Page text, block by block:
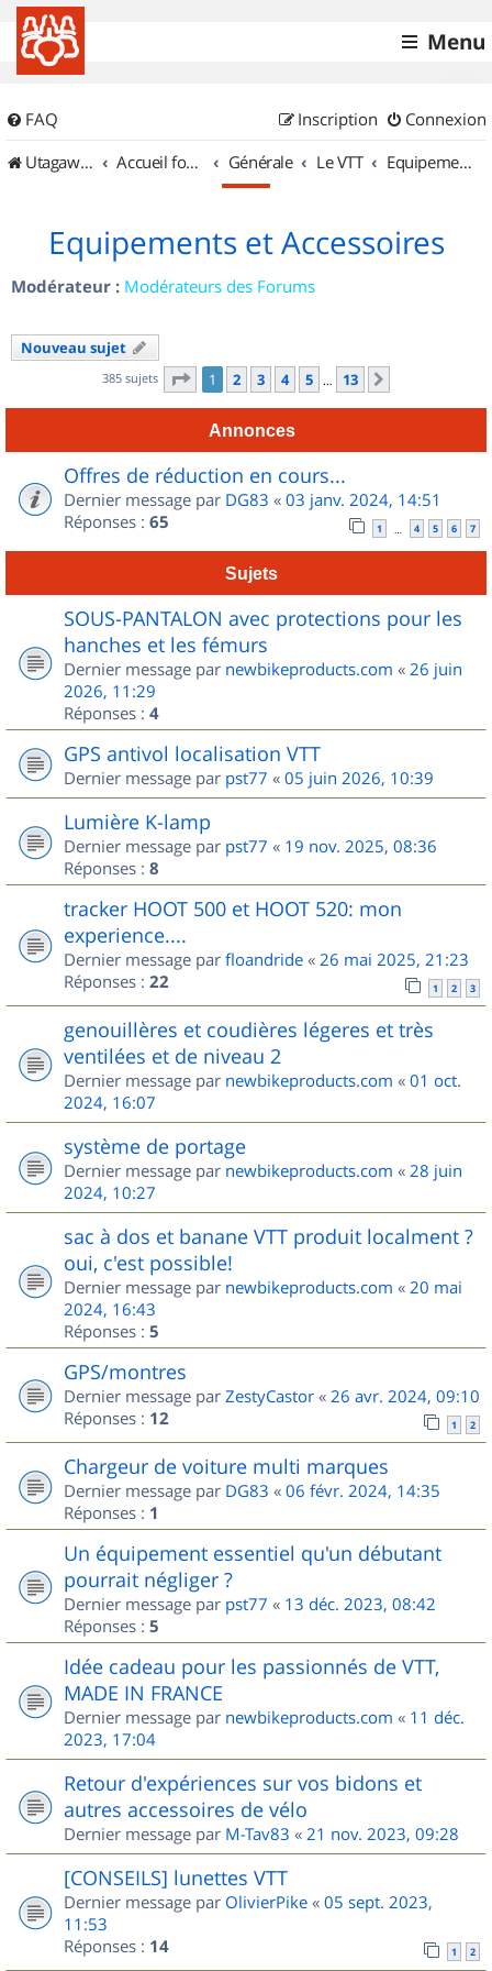
Menu
FAQ Connexion
Inscription
UtagawaVTT (Randos VTT et VTTAE avec traces GPS)
Accueil forum Générale Le VTT Equipements et Accessoires
Equipements et Accessoires
Modérateur : Modérateurs des Forums
Nouveau sujet
385 sujets Page 1sur
1 2 3 4 5 … 13
Annonces
Offres de réduction en cours...
Dernier message par DG83 « 03 janv. 2024, 14:51
Réponses : 65 1 … 4 5 6 7
Sujets
SOUS-PANTALON avec protections pour les
hanches et les fémurs
Dernier message par newbikeproducts.com « 26 juin
2026, 11:29
Réponses : 4
GPS antivol localisation VTT
Dernier message par pst77 « 05 juin 2026, 10:39
Lumière K-lamp
Dernier message par pst77 « 19 nov. 2025, 08:36
Réponses : 8
tracker HOOT 500 et HOOT 520: mon
experience....
Dernier message par floandride « 26 mai 2025, 21:23
Réponses : 22 1 2 3
genouillères et coudières légeres et très
ventilées et de niveau 2
Dernier message par newbikeproducts.com « 01 oct.
2024, 16:07
système de portage
Dernier message par newbikeproducts.com « 28 juin
2024, 10:27
sac à dos et banane VTT produit localment ?
oui, c'est possible!
Dernier message par newbikeproducts.com « 20 mai
2024, 16:43
Réponses : 5
GPS/montres
Dernier message par ZestyCastor « 26 avr. 2024, 09:10
Réponses : 12 1 2
Chargeur de voiture multi marques
Dernier message par DG83 « 06 févr. 2024, 14:35
Réponses : 1
Un équipement essentiel qu'un débutant
pourrait négliger ?
Dernier message par pst77 « 13 déc. 2023, 08:42
Réponses : 5
Idée cadeau pour les passionnés de VTT,
MADE IN FRANCE
Dernier message par newbikeproducts.com « 11 déc.
2023, 17:04
Retour d'expériences sur vos bidons et
autres accessoires de vélo
Dernier message par M-Tav83 « 21 nov. 2023, 09:28
[CONSEILS] lunettes VTT
Dernier message par OlivierPike « 05 sept. 2023,
11:53
Réponses : 14 1 2